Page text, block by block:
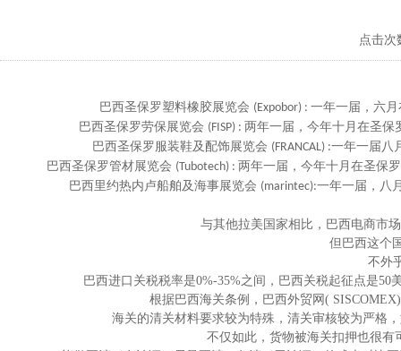
点击次
巴西圣保罗塑料橡胶展览会 (Expobor) : 一年一届，六
巴西圣保罗劳保展览会 (FISP) : 两年一届，今年十月在圣保
巴西圣保罗服装鞋及配饰展览会 (FRANCAL) :一年一届八
巴西圣保罗管材展览会 (Tubotech) : 两年一届，今年十月在圣保
巴西里约热内卢船舶及海事展览会 (marintec):一年一届，八
与其他拉美国家相比，巴西电商市
但巴西这个
不外
巴西进口关税税率是0%-35%之间，巴西关税起征点是50
根据巴西海关条例，巴西外贸网(
海关的清关材料要求较为特殊，清关审核较为严格
不仅如此，货物被海关扣押也很有